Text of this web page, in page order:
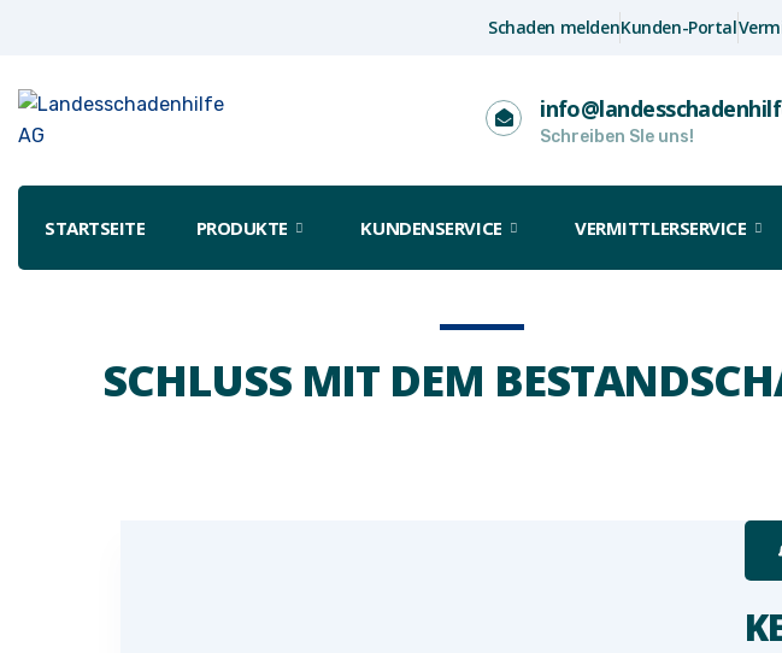
Schaden meldenKunden-Portal
Schreiben SIe uns!
STARTSEITE PRODUKTE KUNDENSERVICE VERMITTLERSERVICE
SCHLUSS MIT DEM